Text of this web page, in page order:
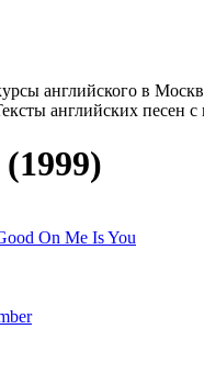
On Me Is You